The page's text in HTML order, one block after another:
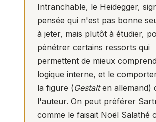
Intranchable, le Heidegger,
pensée qui n'est pas bonne
à jeter, mais plutôt à étudier,
pénétrer certains ressorts qui
permettent de mieux
logique interne, et le
la figure (Gestalten allemand)
l'auteur. On peut préférer
comme le faisait Noël Salathé